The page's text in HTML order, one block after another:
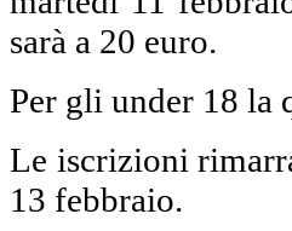
sarà a 20 euro.
Per gli under 18 la
Le iscrizioni
13 febbraio.